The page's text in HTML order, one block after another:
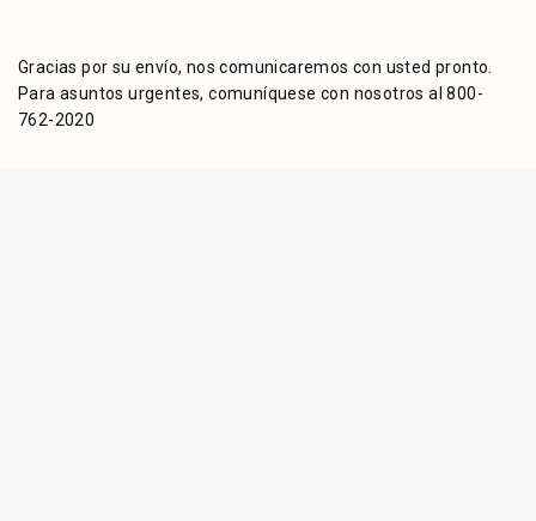
Gracias por su envío, nos comunicaremos con usted pronto.
Para asuntos urgentes, comuníquese con nosotros al 800-
762-2020